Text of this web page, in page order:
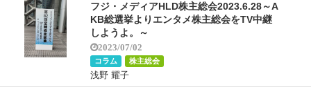
フジ・メディアHLD株主総会2023.6.28～A
KB総選挙よりエンタメ株主総会をTV中継
しようよ。～
2023/07/02
コラム 株主総会
浅野 耀子